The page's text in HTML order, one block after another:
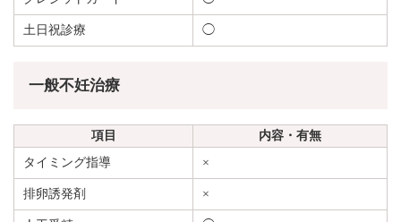
土日祝診療 ◯
一般不妊治療
項目
内容・有無
タイミング指導
×
排卵誘発剤 ×